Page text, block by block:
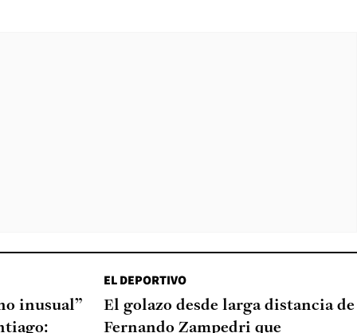
inusual”
EL DEPORTIVO
El golazo desde larga distancia de
Fernando Zampedri que